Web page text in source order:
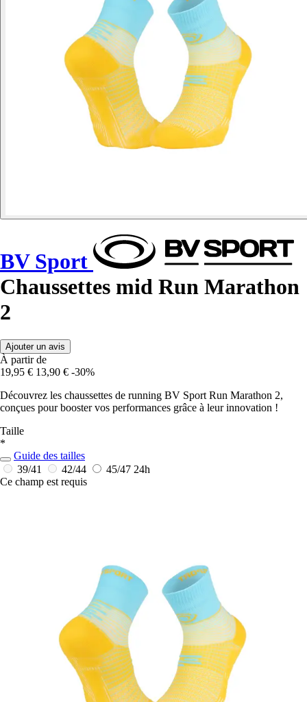
BV Sport
Chaussettes mid Run Marathon
2
Ajouter un avis
À partir de
19,95 € 13,90 € -30%
Découvrez les chaussettes de running BV Sport Run Marathon 2,
conçues pour booster vos performances grâce à leur innovation !
Taille
*
Guide des tailles
39/41
42/44 45/47 24h
Ce champ est requis